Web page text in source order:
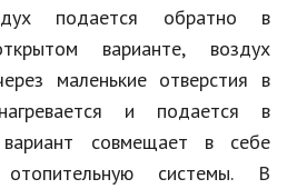
подается обратно в
варианте, воздух
маленькие отверстия в
и подается в
совмещает в себе
системы. В